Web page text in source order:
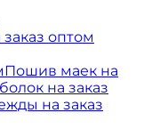
оптом
Пошив маек на
на заказ
на заказ